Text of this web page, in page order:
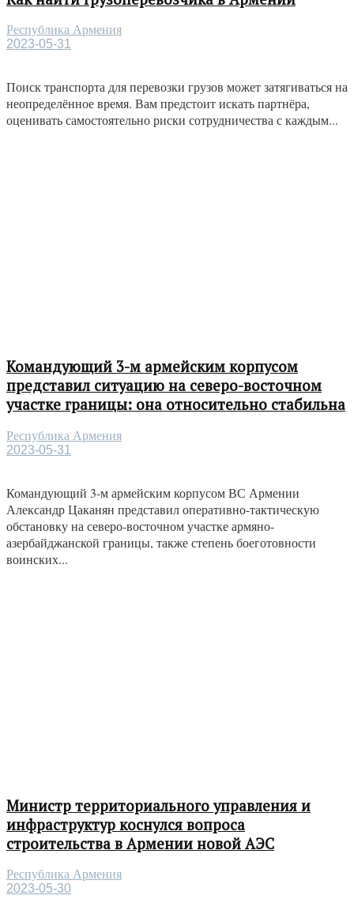
Республика Армения
2023-05-31
Поиск транспорта для перевозки грузов может затягиваться на
неопределённое время. Вам предстоит искать партнёра,
оценивать самостоятельно риски сотрудничества с каждым...
Командующий 3-м армейским корпусом
представил ситуацию на северо-восточном
участке границы: она относительно стабильна
Республика Армения
2023-05-31
Командующий 3-м армейским корпусом ВС Армении
Александр Цаканян представил оперативно-тактическую
обстановку на северо-восточном участке армяно-
азербайджанской границы, также степень боеготовности
воинских...
Министр территориального управления и
инфраструктур коснулся вопроса
строительства в Армении новой АЭС
Республика Армения
2023-05-30